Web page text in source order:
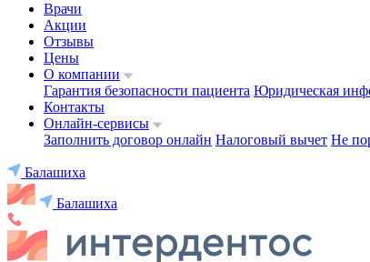
Врачи
Акции
Отзывы
Цены
О компании
Гарантия безопасности пациента Юридическая
Контакты
Онлайн-сервисы
Заполнить договор онлайн Налоговый вычет Не
Балашиха
Балашиха